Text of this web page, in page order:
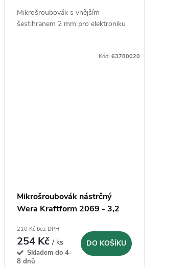
Mikrošroubovák s vnějším
šestihranem 2 mm pro elektroniku
Kód: 63780020
Mikrošroubovák nástrčný
Wera Kraftform 2069 - 3,2
210 Kč bez DPH
254 Kč/ ks
Skladem do 4-
8 dnů
DO KOŠÍKU